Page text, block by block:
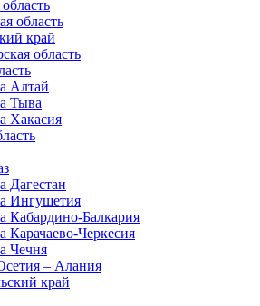
область
край
область
Алтай
Тыва
Хакасия
Дагестан
Ингушетия
Кабардино-Балкария
Карачаево-Черкесия
Чечня
– Алания
край